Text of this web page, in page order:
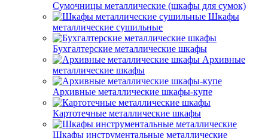
Сумочницы металлические (шкафы для сумок)
Шкафы
металлические сушильные
Бухгалтерские металлические шкафы
Архивные
металлические шкафы
Архивные металлические шкафы-купе
Картотечные металлические шкафы
Шкафы инструментальные металлические